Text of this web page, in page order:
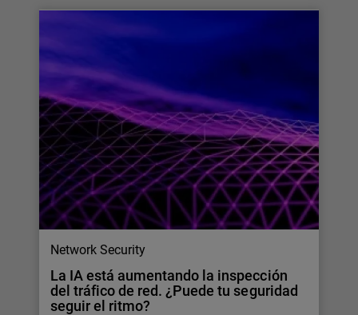
Network Security
La IA está aumentando la inspección
del tráfico de red. ¿Puede tu seguridad
seguir el ritmo?